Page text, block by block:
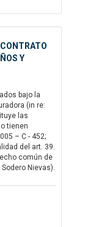
Y
bajo la
(in re:
las
tienen
– C - 452;
del art. 39.
común de
Nievas).